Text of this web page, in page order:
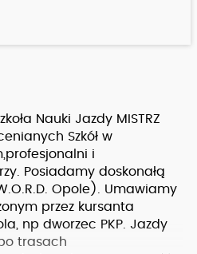
Nauki Jazdy MISTRZ
Szkół w
i
Posiadamy doskonałą
Opole). Umawiamy
przez kursanta
np dworzec PKP. Jazdy
trasach